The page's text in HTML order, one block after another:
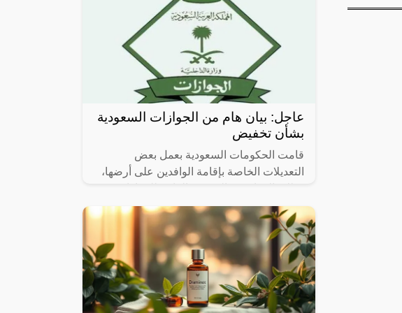
عاجل: بيان هام من الجوازات السعودية
بشأن تخفيض
قامت الحكومات السعودية بعمل بعض
التعديلات الخاصة بإقامة الوافدين على أرضها،
إضافة إلى ذلك وضعت بعض الخطوات من أجل